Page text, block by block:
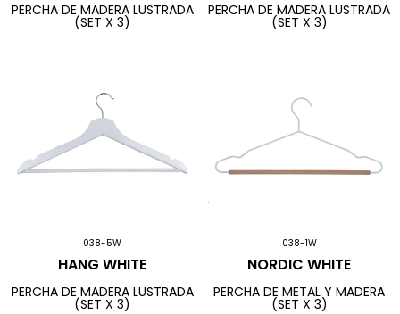
PERCHA DE MADERA LUSTRADA
(SET X 3)
PERCHA DE MADERA LUSTRADA
(SET X 3)
038-5W
HANG WHITE
PERCHA DE MADERA LUSTRADA
(SET X 3)
038-1W
NORDIC WHITE
PERCHA DE METAL Y MADERA
(SET X 3)